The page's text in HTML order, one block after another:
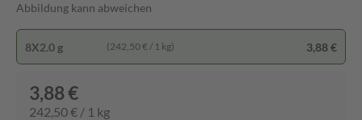
Abbildung kann abweichen
8X2.0 g (242,50 € / 1 kg) 3,88 €
3,88 €
242,50 € / 1 kg